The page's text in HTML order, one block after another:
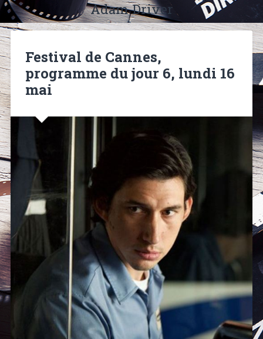
Adam Driver
Festival de Cannes,
programme du jour 6, lundi 16
mai